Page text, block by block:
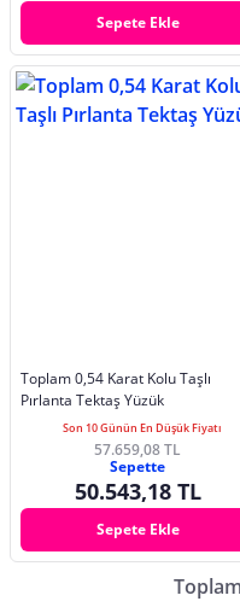
Sepete Ekle
Toplam 0,54 Karat Kolu Taşlı
Pırlanta Tektaş Yüzük
Son 10 Günün En Düşük Fiyatı
57.659,08 TL
Sepette
50.543,18 TL
Sepete Ekle